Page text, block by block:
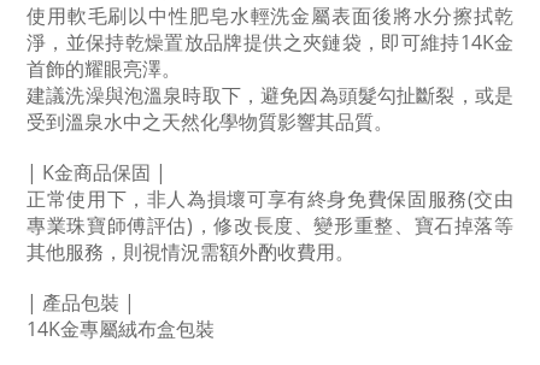
使用軟毛刷以中性肥皂水輕洗金屬表面後將水分擦拭乾
淨，並保持乾燥置放品牌提供之夾鏈袋，即可維持14K金
首飾的耀眼亮澤。
建議洗澡與泡溫泉時取下，避免因為頭髮勾扯斷裂，或是
受到溫泉水中之天然化學物質影響其品質。
| K金商品保固 |
正常使用下，非人為損壞可享有終身免費保固服務(交由
專業珠寶師傅評估)，修改長度、變形重整、寶石掉落等
其他服務，則視情況需額外酌收費用。
| 產品包裝 |
14K金專屬絨布盒包裝